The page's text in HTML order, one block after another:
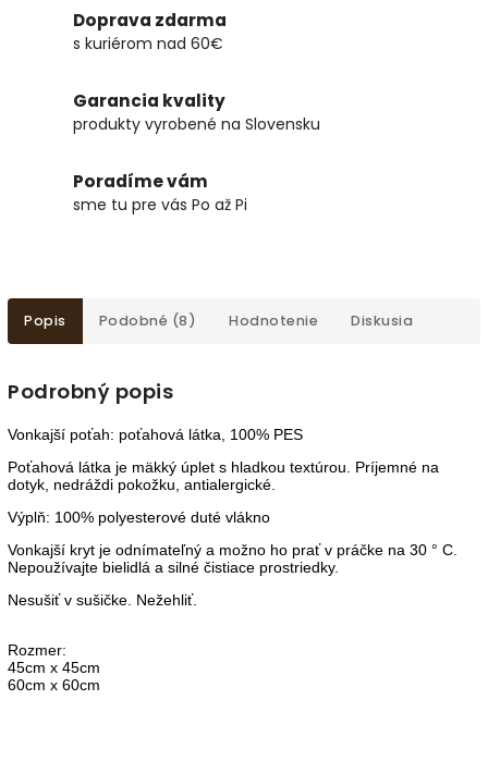
Doprava zdarma
s kuriérom nad 60€
Garancia kvality
produkty vyrobené na Slovensku
Poradíme vám
sme tu pre vás Po až Pi
Popis Podobné (8) Hodnotenie Diskusia
Podrobný popis
Vonkajší poťah: poťahová látka, 100% PES
Poťahová látka je mäkký úplet s hladkou textúrou. Príjemné na
dotyk, nedráždi pokožku, antialergické.
Výplň: 100% polyesterové duté vlákno
Vonkajší kryt je odnímateľný a možno ho prať v práčke na 30 ° C.
Nepoužívajte bielidlá a silné čistiace prostriedky.
Nesušiť v sušičke. Nežehliť.
Rozmer:
45cm x 45cm
60cm x 60cm